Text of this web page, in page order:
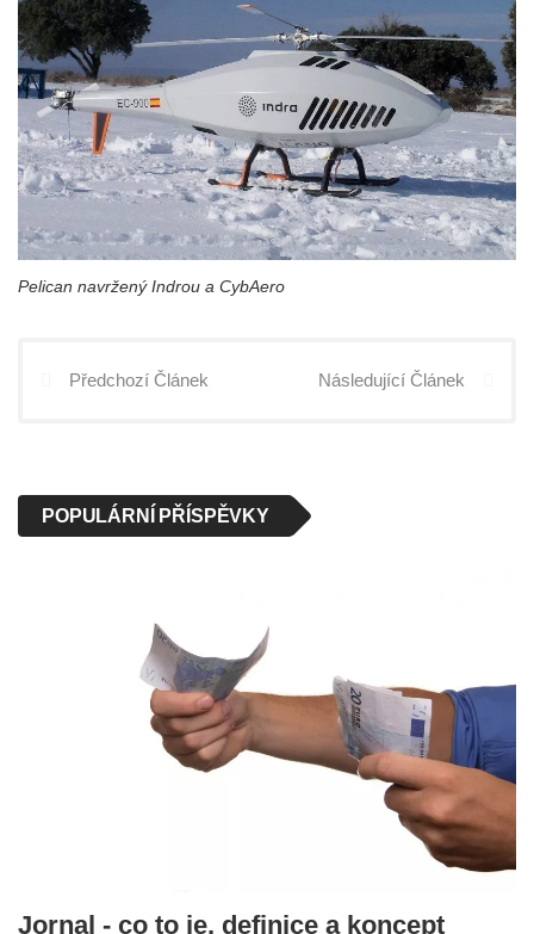
Pelican navržený Indrou a CybAero
Předchozí Článek Následující Článek
POPULÁRNÍ PŘÍSPĚVKY
Jornal - co to je, definice a koncept